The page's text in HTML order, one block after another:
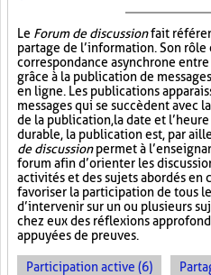
Le Forum de discussionfait
partage de l’information. Son
correspondance asynchrone entre
grâce à la publication de
en ligne. Les publications
messages qui se succèdent avec
de la publication, la date et
durable, la publication est, par
de discussionpermet à
forum afin d’orienter les
activités et des sujets abordés en
favoriser la participation de tous
d’intervenir sur un ou plusieurs
chez eux des réflexions
appuyées de preuves.
Participation active (6)